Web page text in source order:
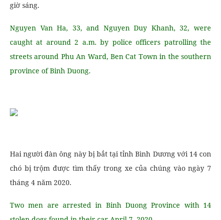
giờ sáng.
Nguyen Van Ha, 33, and Nguyen Duy Khanh, 32, were
caught at around 2 a.m. by police officers patrolling the
streets around Phu An Ward, Ben Cat Town in the southern
province of Binh Duong.
Hai người đàn ông này bị bắt tại tỉnh Bình Dương với 14 con
chó bị trộm được tìm thấy trong xe của chúng vào ngày 7
tháng 4 năm 2020.
Two men are arrested in Binh Duong Province with 14